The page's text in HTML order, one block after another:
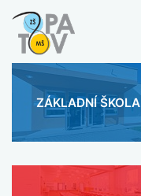
ZÁKLADNÍ ŠKOLA